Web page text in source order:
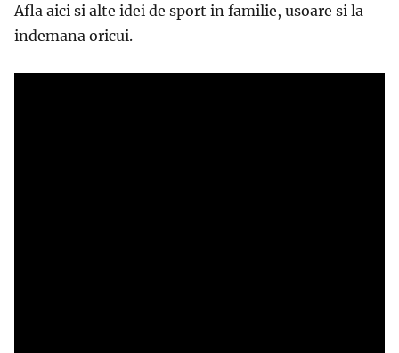
Afla aici si alte idei de sport in familie, usoare si la
indemana oricui.